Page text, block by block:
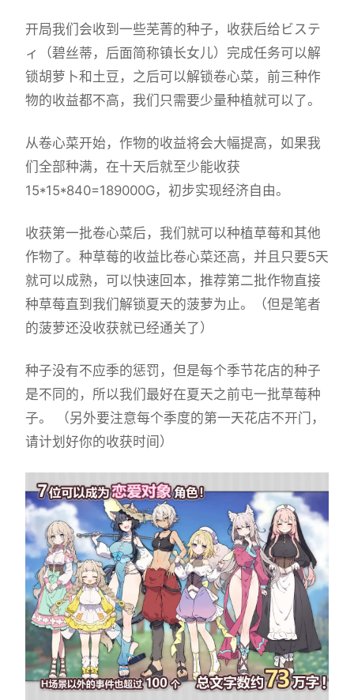
开局我们会收到一些芜菁的种子，收获后给ビステ
ィ（碧丝蒂，后面简称镇长女儿）完成任务可以解
锁胡萝卜和土豆，之后可以解锁卷心菜，前三种作
物的收益都不高，我们只需要少量种植就可以了。
从卷心菜开始，作物的收益将会大幅提高，如果我
们全部种满，在十天后就至少能收获
15*15*840=189000G，初步实现经济自由。
收获第一批卷心菜后，我们就可以种植草莓和其他
作物了。种草莓的收益比卷心菜还高，并且只要5天
就可以成熟，可以快速回本，推荐第二批作物直接
种草莓直到我们解锁夏天的菠萝为止。（但是笔者
的菠萝还没收获就已经通关了）
种子没有不应季的惩罚，但是每个季节花店的种子
是不同的，所以我们最好在夏天之前屯一批草莓种
子。 （另外要注意每个季度的第一天花店不开门，
请计划好你的收获时间）